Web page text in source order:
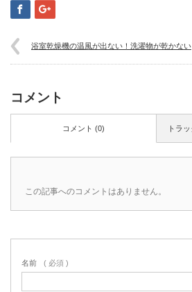
浴室乾燥機の温風が出ない！洗濯物が乾かない
コメント
トラ
コメント (0)
この記事へのコメントはありません。
名前 ( 必須 )